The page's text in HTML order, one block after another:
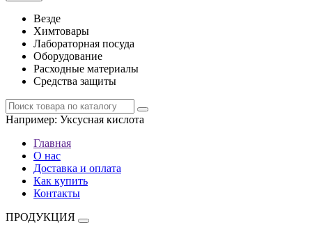
Везде
Химтовары
Лабораторная посуда
Оборудование
Расходные материалы
Средства защиты
Например: Уксусная кислота
Главная
О нас
Доставка и оплата
Как купить
Контакты
ПРОДУКЦИЯ